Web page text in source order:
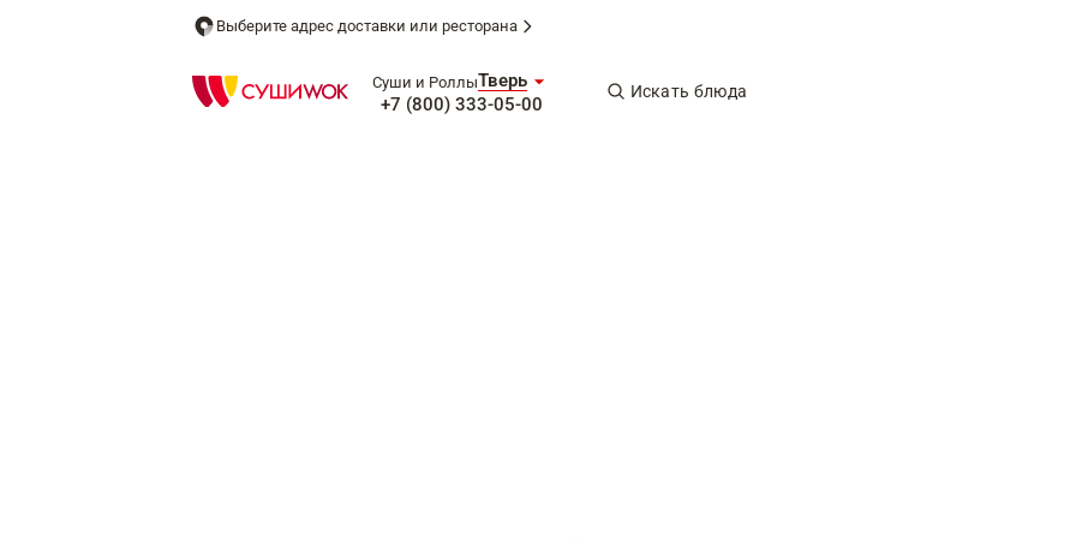
Выберите адрес доставки или ресторана
Суши и РоллыТверь
+7 (800) 333-05-00
Искать блюда